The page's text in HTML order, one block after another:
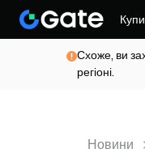
Схоже, ви
регіоні.
Новини